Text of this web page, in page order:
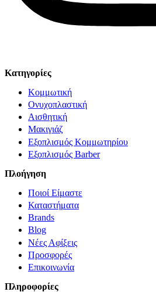
Κατηγορίες
Κομμωτική
Ονυχοπλαστική
Αισθητική
Μακιγιάζ
Εξοπλισμός Κομμωτηρίου
Εξοπλισμός Barber
Πλοήγηση
Ποιοί Είμαστε
Καταστήματα
Brands
Blog
Νέες Αφίξεις
Προσφορές
Επικοινωνία
Πληροφορίες